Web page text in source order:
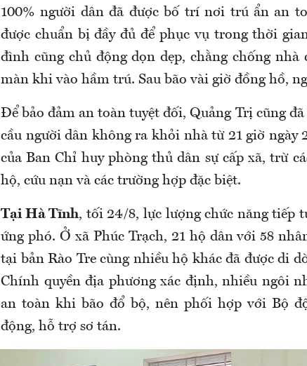
100% người dân đã được bố trí nơi trú ẩn an
được chuẩn bị đầy đủ để phục vụ trong thời
đình cũng chủ động dọn dẹp, chằng chống nhà
màn khi vào hầm trú. Sau bão vài giờ đồng hồ,
Để bảo đảm an toàn tuyệt đối, Quảng Trị cũng
cầu người dân không ra khỏi nhà từ 21 giờ ngày
của Ban Chỉ huy phòng thủ dân sự cấp xã, trừ
hộ, cứu nạn và các trường hợp đặc biệt.
Tại Hà Tĩnh, tối 24/8, lực lượng chức năng tiếp
ứng phó. Ở xã Phúc Trạch, 21 hộ dân với 58
tại bản Rào Tre cùng nhiều hộ khác đã được di
Chính quyền địa phương xác định, nhiều ngôi
an toàn khi bão đổ bộ, nên phối hợp với Bộ
động, hỗ trợ sơ tán.